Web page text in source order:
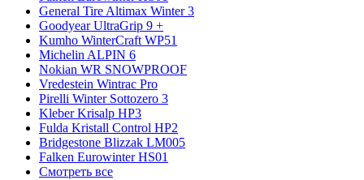
General Tire Altimax Winter 3
Goodyear UltraGrip 9 +
Kumho WinterCraft WP51
Michelin ALPIN 6
Nokian WR SNOWPROOF
Vredestein Wintrac Pro
Pirelli Winter Sottozero 3
Kleber Krisalp HP3
Fulda Kristall Control HP2
Bridgestone Blizzak LM005
Falken Eurowinter HS01
Смотреть все